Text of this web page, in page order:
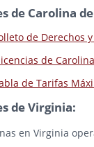
de Carolina
de Derechos
de
de Tarifas
de Virginia:
en Virginia